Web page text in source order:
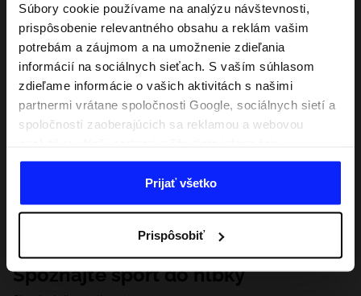
Súbory cookie používame na analýzu návštevnosti,
prispôsobenie relevantného obsahu a reklám vašim
potrebám a záujmom a na umožnenie zdieľania
informácií na sociálnych sieťach. S vaším súhlasom
zdieľame informácie o vašich aktivitách s našimi
partnermi vrátane spoločnosti Google, sociálnych sietí a
spoločností zaoberajúcich sa reklamou a webovou
kombinovať s inými, ktoré poskytnete mimo tejto
webovej stránky, ako aj s údajmi, ktoré získajú v
dôsledku vášho používania ich služieb. S vaším
našim partnerom, aby sme zacielili a zlepšili spôsob
zobrazovania online reklamy, vykonali analytický
prieskum, upravili obsah a zlepšili riešenia ponúkané
Prijať všetko
Prispôsobiť
Spoznajte šport do hĺbky